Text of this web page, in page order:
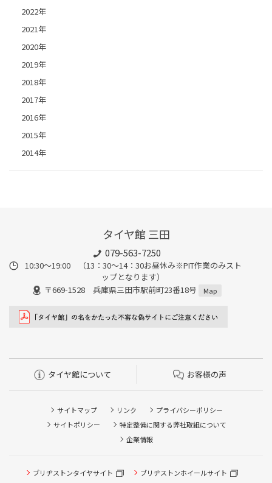
2022年
2021年
2020年
2019年
2018年
2017年
2016年
2015年
2014年
タイヤ館 三田
079-563-7250
10:30～19:00 （13：30～14：30お昼休み※PIT作業のみスト
ップとなります）
〒669-1528 兵庫県三田市駅前町23番18号
Map
タイヤ館について お客様の声
サイトマップ リンク
プライバシーポリシー
サイトポリシー
特定整備に関する弊社取組について
企業情報
ブリヂストンタイヤサイト
ブリヂストンホイールサイト
タイヤ点検・安全点検/タイヤ履き替え/オイル交換/その他